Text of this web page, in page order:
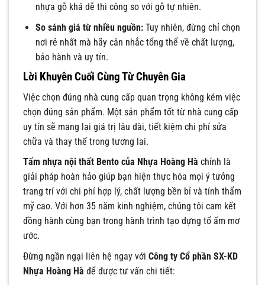
nhựa gỗ khá dễ thi công so với gỗ tự nhiên.
So sánh giá từ nhiều nguồn:Tuy nhiên, đừng chỉ chọn
nơi rẻ nhất mà hãy cân nhắc tổng thể về chất lượng,
bảo hành và uy tín.
Lời Khuyên Cuối Cùng Từ Chuyên Gia
Việc chọn đúng nhà cung cấp quan trọng không kém việc
chọn đúng sản phẩm. Một sản phẩm tốt từ nhà cung cấp
uy tín sẽ mang lại giá trị lâu dài, tiết kiệm chi phí sửa
chữa và thay thế trong tương lai.
Tấm nhựa nội thất Bento của Nhựa Hoàng Hà chính là
giải pháp hoàn hảo giúp bạn hiện thực hóa mọi ý tưởng
trang trí với chi phí hợp lý, chất lượng bền bỉ và tính thẩm
mỹ cao. Với hơn 35 năm kinh nghiệm, chúng tôi cam kết
đồng hành cùng bạn trong hành trình tạo dựng tổ ấm mơ
ước.
Đừng ngần ngại liên hệ ngay với Công ty Cổ phần SX-KD
Nhựa Hoàng Hà để được tư vấn chi tiết: